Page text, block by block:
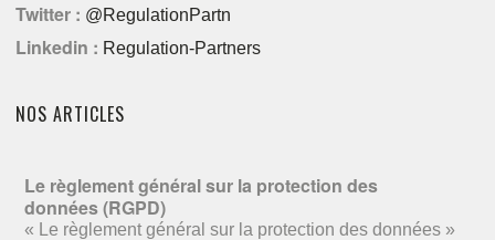
Twitter : @RegulationPartn
Linkedin : Regulation-Partners
NOS ARTICLES
Le règlement général sur la protection des
données (RGPD)
« Le règlement général sur la protection des données »